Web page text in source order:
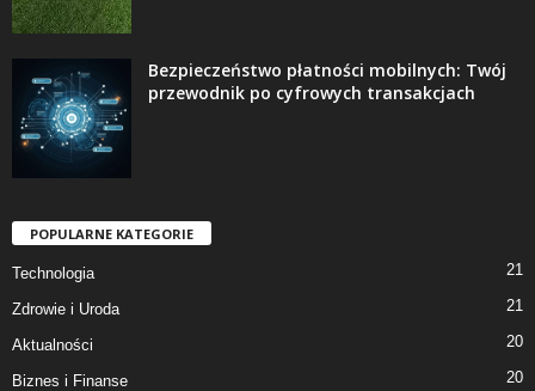
Bezpieczeństwo płatności mobilnych: Twój
przewodnik po cyfrowych transakcjach
POPULARNE KATEGORIE
Technologia 21
Zdrowie i Uroda 21
Aktualności 20
Biznes i Finanse 20